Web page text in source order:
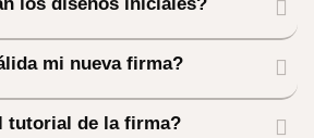
mi nueva firma?
tutorial de la firma?